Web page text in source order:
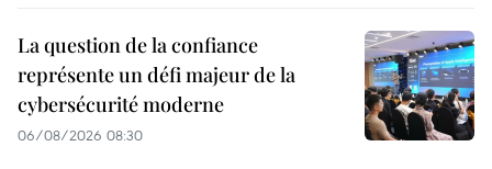
La question de la confiance
représente un défi majeur de la
cybersécurité moderne
06/08/2026 08:30